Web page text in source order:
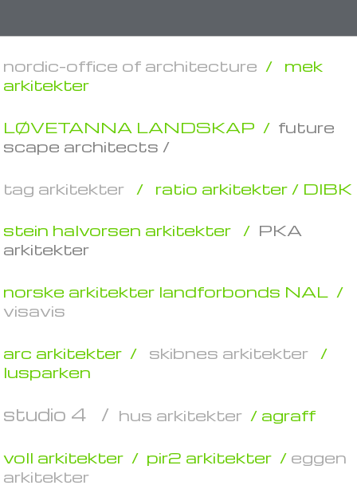
nordic-office of architecture / mek
arkitekter
LØVETANNA LANDSKAP / future
scape architects /
tag arkitekter / ratio arkitekter / DIBK
stein halvorsen arkitekter / PKA
arkitekter
norske arkitekter landforbonds NAL /
visavis
arc arkitekter / skibnes arkitekter
/
lusparken
studio 4 / hus arkitekter / agraff
voll arkitekter / pir2 arkitekter / eggen
arkitekter